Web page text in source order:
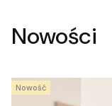
Nowości
Nowość